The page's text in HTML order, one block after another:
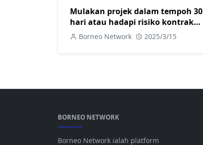
Mulakan projek dalam tempoh 30
hari atau hadapi risiko kontrak
ditamatkan
Borneo Network 2025/3/15
BORNEO NETWORK
Borneo Network ialah platform